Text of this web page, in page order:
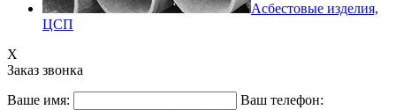
Асбестовые изделия,
ЦСП
X
Заказ звонка
Ваше имя:
Ваш телефон: